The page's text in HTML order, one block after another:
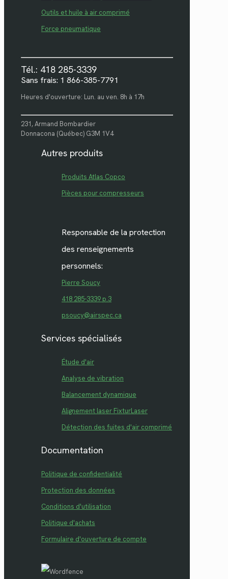
Outils et huile à air comprimé
Force pneumatique
Tél.: 418 285-3339
Sans frais: 1 866-385-7791
Heures d'ouverture: Lun. au ven. 8h à 17h
231, Armand Bombardier
Donnacona (Québec) G3M 1V4
Autres produits
Produits Atlas Copco
Pièces pour compresseurs
Responsable de la protection
des renseignements
personnels:
Pierre Soucy
418 285-3339 p.3
psoucy@airspec.ca
Services spécialisés
Étude d'air
Analyse de vibration
Balancement dynamique
Alignement laser FixturLaser
Détection des fuites d'air comprimé
Documentation
Politique de confidentialité
Protection des données
Conditions d'utilisation
Politique d'achats
Formulaire d'ouverture de compte